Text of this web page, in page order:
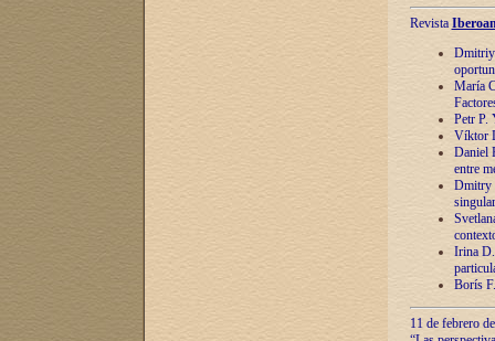
Revista
Dmitriy
María
Petr P.
Víktor
Daniel
entre
Dmitry
Irina
Borís
11 de febrero